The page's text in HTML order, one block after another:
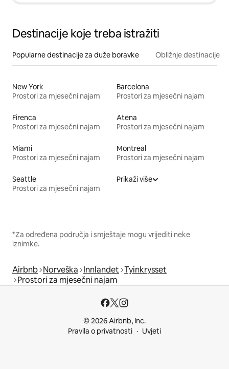
Destinacije koje treba istražiti
Popularne destinacije za duže boravke Obližnje destinacije
New York
Prostori za mjesečni najam
Barcelona
Prostori za mjesečni najam
Firenca
Prostori za mjesečni najam
Atena
Prostori za mjesečni najam
Miami
Prostori za mjesečni najam
Montreal
Prostori za mjesečni najam
Seattle
Prostori za mjesečni najam
Prikaži više
*Za određena područja i smještaje mogu vrijediti neke
iznimke.
Airbnb Norveška Innlandet Tyinkrysset
Prostori za mjesečni najam
© 2026 Airbnb, Inc.
Pravila o privatnosti
Uvjeti